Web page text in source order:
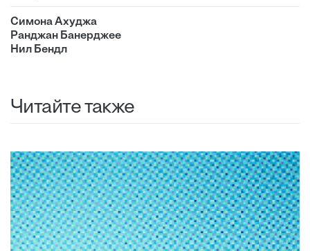
Симона Ахуджа
Ранджан Банерджее
Нил Бендл
Читайте также